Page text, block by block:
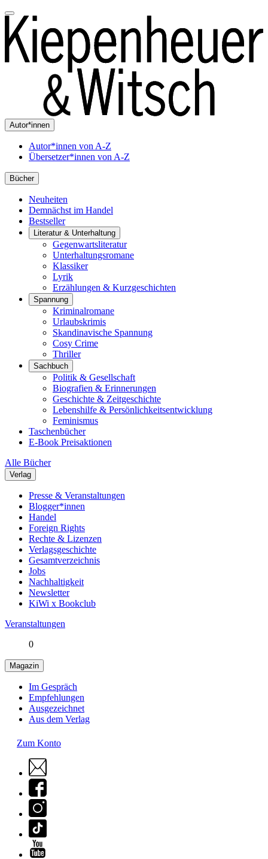
Autor*innen
Autor*innen von A-Z
Übersetzer*innen von A-Z
Bücher
Neuheiten
Demnächst im Handel
Bestseller
Literatur & Unterhaltung
Gegenwartsliteratur
Unterhaltungsromane
Klassiker
Lyrik
Erzählungen & Kurzgeschichten
Spannung
Kriminalromane
Urlaubskrimis
Skandinavische Spannung
Cosy Crime
Thriller
Sachbuch
Politik & Gesellschaft
Biografien & Erinnerungen
Geschichte & Zeitgeschichte
Lebenshilfe & Persönlichkeitsentwicklung
Feminismus
Taschenbücher
E-Book Preisaktionen
Alle Bücher
Verlag
Presse & Veranstaltungen
Blogger*innen
Handel
Foreign Rights
Rechte & Lizenzen
Verlagsgeschichte
Gesamtverzeichnis
Jobs
Nachhaltigkeit
Newsletter
KiWi x Bookclub
Veranstaltungen
0
Magazin
Im Gespräch
Empfehlungen
Ausgezeichnet
Aus dem Verlag
Zum Konto